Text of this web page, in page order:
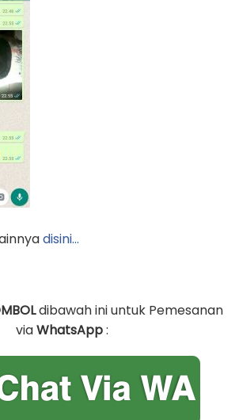
disini…
dibawah ini untuk Pemesanan
viaWhatsApp: